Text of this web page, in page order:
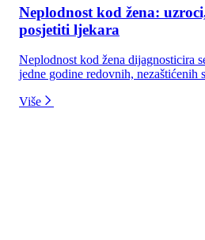
Neplodnost kod žena:
posjetiti ljekara
Neplodnost kod žena dijagnosticira
jedne godine redovnih, nezaštićenih
Više